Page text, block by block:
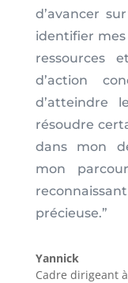
d’avancer
identifier
ressources
d’action
d’atteindre
résoudre
dans mon
mon
précieuse.”
Yannick
Cadre dirigeant